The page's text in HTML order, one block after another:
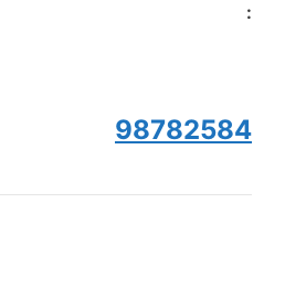
:
98782584